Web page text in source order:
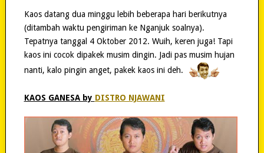
Kaos datang dua minggu lebih beberapa hari berikutnya
(ditambah waktu pengiriman ke Nganjuk soalnya).
Tepatnya tanggal 4 Oktober 2012. Wuih, keren juga! Tapi
kaos ini cocok dipakek musim dingin. Jadi pas musim hujan
nanti, kalo pingin anget, pakek kaos ini deh.
KAOS GANESA by DISTRO NJAWANI